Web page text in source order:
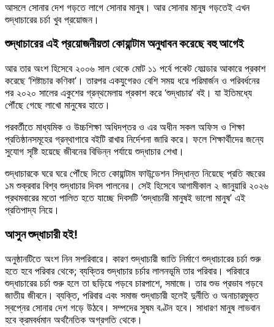
আসলে সোনার দেশ গড়তে লাগে সোনার মানুষ। আর সোনার মানুষ গড়তেই এখন
শুদ্ধাচারের চর্চা খুব প্রয়োজন।
শুদ্ধাচারের এই প্রয়োজনীয়তা কোয়ান্টাম অনুধাবন করেছে বহু আগেই
আর তার অংশ হিসেবে ২০০৬ সাল থেকে মোট ১১ পর্বে পকেট ফোল্ডার আকারে প্রকাশ
করেছে ‘শিষ্টাচার কণিকা’। তারপর একযুগেরও বেশি সময় ধরে পরিমার্জন ও পরিবর্ধনের
পর ২০২০ সালের একুশের গ্রন্থমেলায় প্রকাশ করে ‘শুদ্ধাচার’ বই। যা ইতিমধ্যে
পৌঁছে গেছে লাখো মানুষের হাতে।
পরবর্তীতে মাধ্যমিক ও উচ্চশিক্ষা অধিদপ্তর ও এর অধীন সকল অফিস ও শিক্ষা
প্রতিষ্ঠানসমূহের গ্রন্থাগারে বইটি রাখার নির্দেশনা জারি করে। ফলে শিক্ষার্থীদের জন্যে
সুযোগ সৃষ্টি হয়েছে জীবনের বিভিন্ন পর্যায়ে শুদ্ধাচার শেখা।
শুদ্ধাচারকে ঘরে ঘরে পৌঁছে দিতে কোয়ান্টাম ফাউন্ডেশন সিদ্ধান্ত নিয়েছে প্রতি বছরের
১ম শুক্রবার বিশ্ব শুদ্ধাচার দিবস পালনের। সেই হিসেবে আগামীকাল ২ জানুয়ারি ২০২৬
প্রথমবারের মতো পালিত হতে যাচ্ছে দিবসটি ‘শুদ্ধাচারী মানুষই ভালো মানুষ’ এই
প্রতিপাদ্য নিয়ে।
আসুন শুদ্ধাচারী হই!
অনুষ্ঠানটিতে অংশ নিন সপরিবারে। কারণ শুদ্ধাচারী জাতি নির্মাণে শুদ্ধাচারের চর্চা শুরু
হতে হবে পরিবার থেকে; ব্যক্তির শুদ্ধাচার চর্চার লালনভূমি তার পরিবার। পরিবারে
শুদ্ধাচারের চর্চা শুরু হলে তা ছড়িয়ে পড়বে চারপাশে, সমাজে। তার শুভ প্রভাব পড়বে
জাতীয় জীবনে। ব্যক্তি, পরিবার এবং সমাজ শুদ্ধাচারী হলেই দুর্নীতি ও অনাচারমুক্ত
স্বপ্নের সোনার দেশ গড়ে উঠবে। সম্পদের সুষম বণ্টন হবে। সাধারণ মানুষ লাভবান
হবে ক্রমবর্ধমান অর্থনৈতিক অগ্রগতি থেকে।